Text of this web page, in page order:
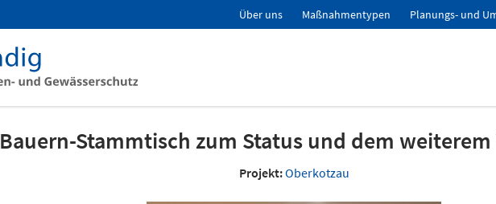
Über uns Maßnahmentypen Planungs- und
Bauern-Stammtisch zum Status und dem weiterem
Projekt:Oberkotzau